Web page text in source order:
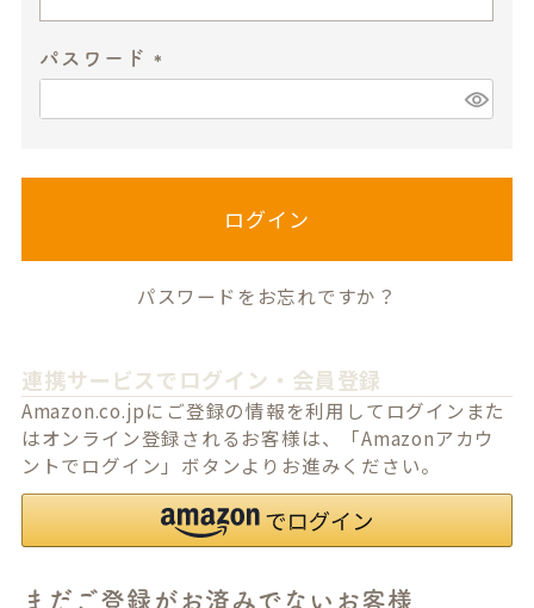
パスワード
必
ログイン
パスワードをお忘れですか？
連携サービスでログイン・会員登録
Amazon.co.jpにご登録の情報を利用してログインまた
はオンライン登録されるお客様は、「Amazonアカウ
ントでログイン」ボタンよりお進みください。
まだご登録がお済みでないお客様